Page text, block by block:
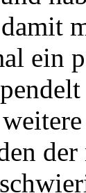
ein